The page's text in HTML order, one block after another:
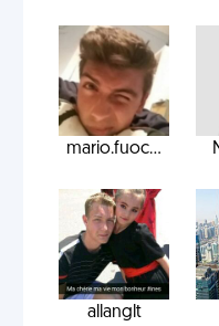
mario.fuoc...
allanglt